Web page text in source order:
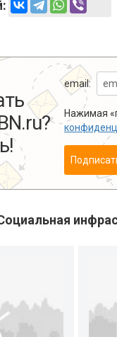
email:
Нажимая